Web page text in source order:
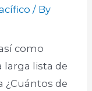
/ By
como
larga lista de
¿Cuántos de